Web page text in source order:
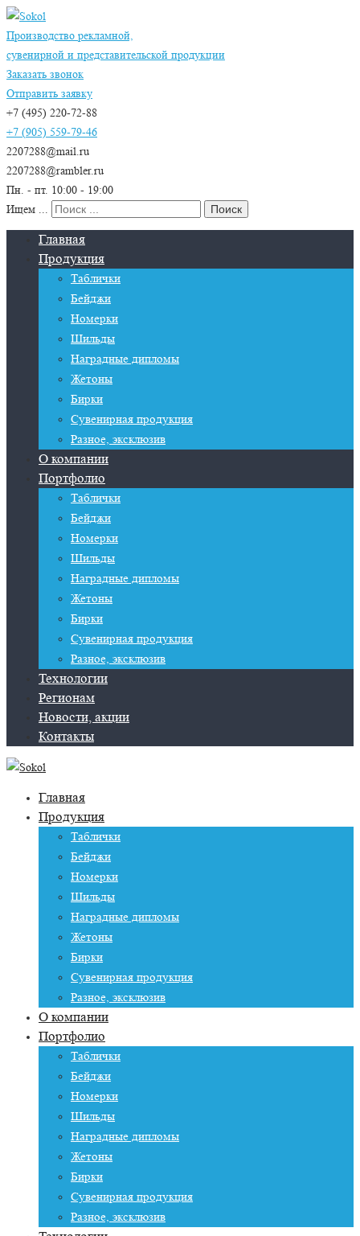
Производство рекламной,
сувенирной и представительской продукции
Заказать звонок
Отправить заявку
+7 (495) 220-72-88
+7 (905) 559-79-46
2207288@mail.ru
2207288@rambler.ru
Пн. - пт. 10:00 - 19:00
Ищем ...
Главная
Продукция
Таблички
Бейджи
Номерки
Шильды
Наградные дипломы
Жетоны
Бирки
Сувенирная продукция
Разное, эксклюзив
О компании
Портфолио
Таблички
Бейджи
Номерки
Шильды
Наградные дипломы
Жетоны
Бирки
Сувенирная продукция
Разное, эксклюзив
Технологии
Регионам
Новости, акции
Контакты
Главная
Продукция
Таблички
Бейджи
Номерки
Шильды
Наградные дипломы
Жетоны
Бирки
Сувенирная продукция
Разное, эксклюзив
О компании
Портфолио
Таблички
Бейджи
Номерки
Шильды
Наградные дипломы
Жетоны
Бирки
Сувенирная продукция
Разное, эксклюзив